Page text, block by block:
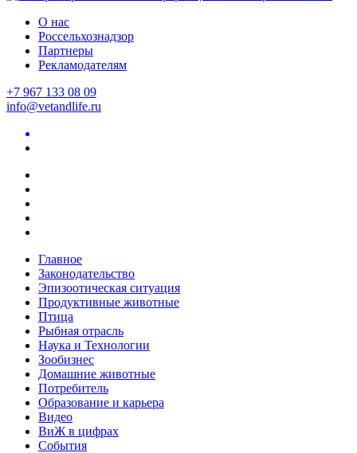
О нас
Россельхознадзор
Партнеры
Рекламодателям
+7 967 133 08 09
info@vetandlife.ru
Главное
Законодательство
Эпизоотическая ситуация
Продуктивные животные
Птица
Рыбная отрасль
Наука и Технологии
Зообизнес
Домашние животные
Потребитель
Образование и карьера
Видео
ВиЖ в цифрах
События